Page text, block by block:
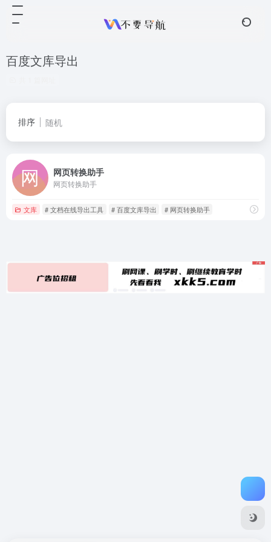
百度文库导出
排序 随机
网页转换助手
网页转换助手
文库 # 文档在线导出工具 # 百度文库导出 # 网页转换助手